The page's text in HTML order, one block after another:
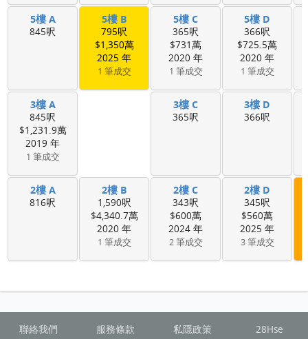
5樓 A
845呎
5樓 B
795呎
$1,350萬
2025 年
1 筆成交
5樓 C
365呎
$731萬
2020 年
1 筆成交
5樓 D
366呎
$725.5萬
2020 年
1 筆成交
3樓 A
845呎
$1,231.9萬
2019 年
1 筆成交
3樓 C
365呎
3樓 D
366呎
2樓 A
816呎
2樓 B
1,590呎
$4,340.7萬
2020 年
1 筆成交
2樓 C
343呎
$600萬
2024 年
2 筆成交
2樓 D
345呎
$560萬
2025 年
3 筆成交
聯絡我們 服務條款 私隱政策 28Hse